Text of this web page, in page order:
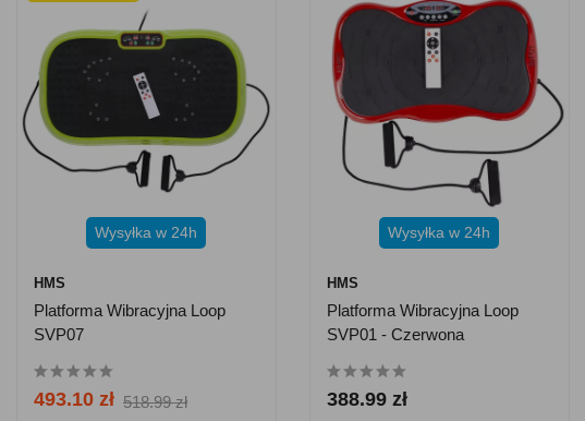
Wysyłka w 24h
HMS
Platforma Wibracyjna Loop
SVP07
493.10 zł 518.99 zł
Wysyłka w 24h
HMS
Platforma Wibracyjna Loop
SVP01 - Czerwona
388.99 zł